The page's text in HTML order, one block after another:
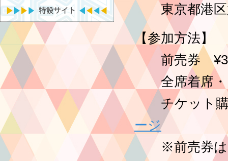
東京都港区
【参加方法】
前売券
全席着席・
チケット購
ージ
※前売券は開